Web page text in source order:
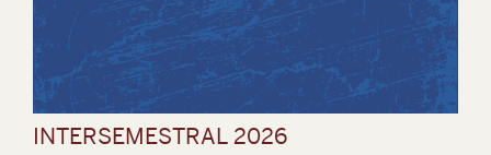
INTERSEMESTRAL 2026